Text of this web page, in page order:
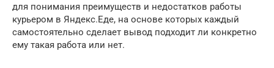
для понимания преимуществ и недостатков работы
курьером в Яндекс.Еде, на основе которых каждый
самостоятельно сделает вывод подходит ли конкретно
ему такая работа или нет.